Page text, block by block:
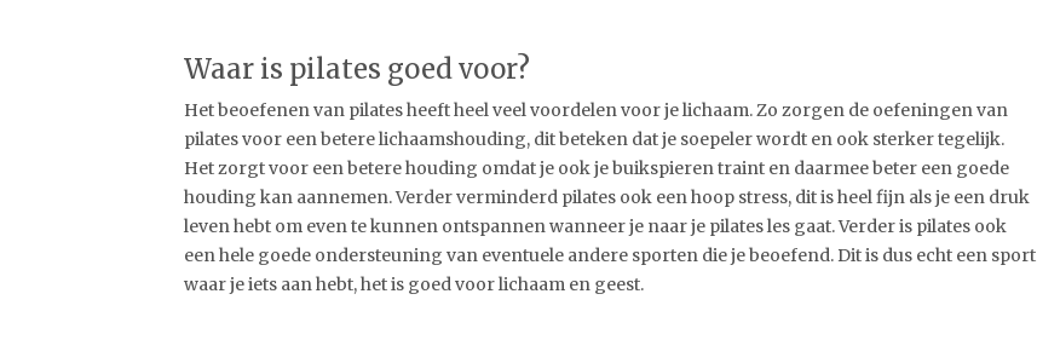
Waar is pilates goed voor?
Het beoefenen van pilates heeft heel veel voordelen voor je lichaam. Zo zorgen de oefeningen van
pilates voor een betere lichaamshouding, dit beteken dat je soepeler wordt en ook sterker tegelijk.
Het zorgt voor een betere houding omdat je ook je buikspieren traint en daarmee beter een goede
houding kan aannemen. Verder verminderd pilates ook een hoop stress, dit is heel fijn als je een druk
leven hebt om even te kunnen ontspannen wanneer je naar je pilates les gaat. Verder is pilates ook
een hele goede ondersteuning van eventuele andere sporten die je beoefend. Dit is dus echt een sport
waar je iets aan hebt, het is goed voor lichaam en geest.